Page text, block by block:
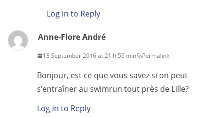
Log in to Reply
Anne-Flore André
13 September 2016 at 21 h 55 min Permalink
Bonjour, est ce que vous savez si on peut
s’entraîner au swimrun tout près de Lille?
Log in to Reply